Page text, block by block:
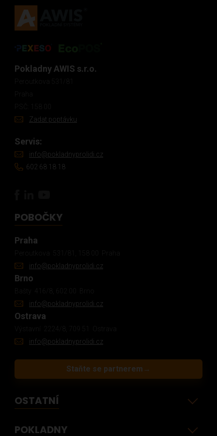
Pokladny AWIS s.r.o.
Zadat poptávku
Servis:
info@pokladnyprolidi.cz
602 68 18 18
POBOČKY
Praha
info@pokladnyprolidi.cz
Brno
info@pokladnyprolidi.cz
Ostrava
info@pokladnyprolidi.cz
Staňte se partnerem →
OSTATNÍ
POKLADNY